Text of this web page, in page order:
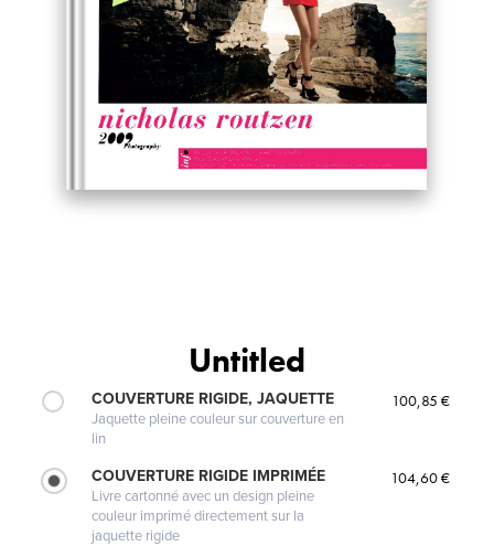
Untitled
COUVERTURE RIGIDE, JAQUETTE
Jaquette pleine couleur sur couverture en
lin
100,85 €
COUVERTURE RIGIDE IMPRIMÉE
Livre cartonné avec un design pleine
couleur imprimé directement sur la
jaquette rigide
104,60 €